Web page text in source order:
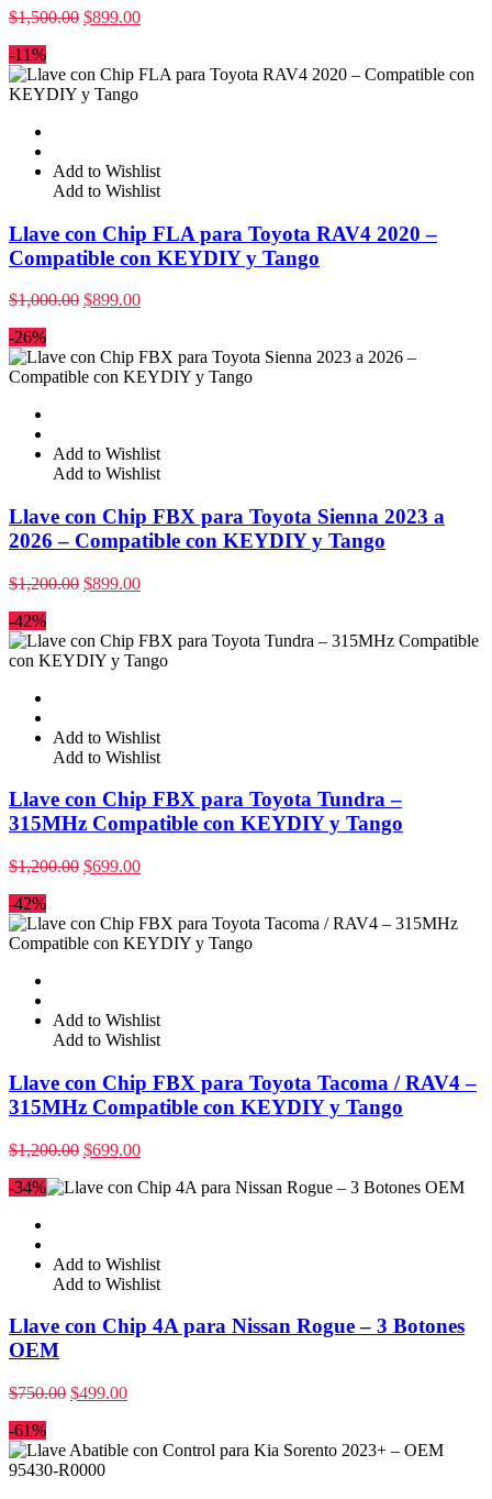
$1,500.00 $899.00
-11%
Add to Wishlist
Add to Wishlist
Llave con Chip FLA para Toyota RAV4 2020 –
Compatible con KEYDIY y Tango
$1,000.00 $899.00
-26%
Add to Wishlist
Add to Wishlist
Llave con Chip FBX para Toyota Sienna 2023 a
2026 – Compatible con KEYDIY y Tango
$1,200.00 $899.00
-42%
Add to Wishlist
Add to Wishlist
Llave con Chip FBX para Toyota Tundra –
315MHz Compatible con KEYDIY y Tango
$1,200.00 $699.00
-42%
Add to Wishlist
Add to Wishlist
Llave con Chip FBX para Toyota Tacoma / RAV4 –
315MHz Compatible con KEYDIY y Tango
$1,200.00 $699.00
-34%
Add to Wishlist
Add to Wishlist
Llave con Chip 4A para Nissan Rogue – 3 Botones
OEM
$750.00 $499.00
-61%